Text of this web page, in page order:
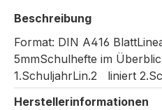
Beschreibung
Format: DIN A416
5mmSchulhefte im
1.SchuljahrLin.2 liniert
Herstellerinformationen